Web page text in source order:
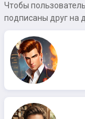
Чтобы
подписаны друг на